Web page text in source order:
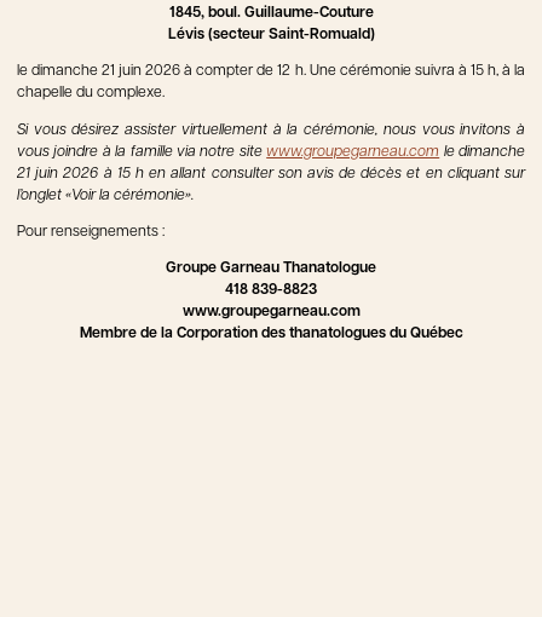
1845, boul. Guillaume-Couture
Lévis (secteur Saint-Romuald)
le dimanche 21 juin 2026 à compter de 12 h. Une cérémonie suivra à 15 h, à la
chapelle du complexe.
Si vous désirez assister virtuellement à la cérémonie, nous vous invitons à
vous joindre à la famille via notre sitewww.groupegarneau.com le dimanche
21 juin 2026 à 15 h en allant consulter son avis de décès et en cliquant sur
l’onglet «Voir la cérémonie».
Pour renseignements :
Groupe Garneau Thanatologue
418 839-8823
www.groupegarneau.com
Membre de la Corporation des thanatologues du Québec